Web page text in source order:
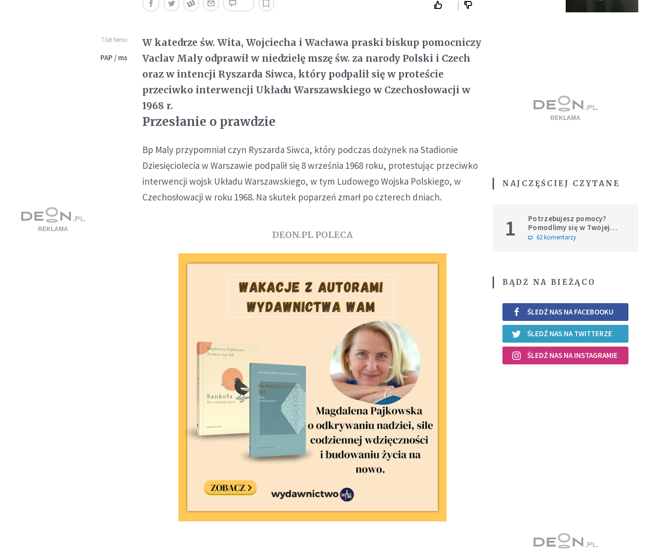
7 lat temu
PAP / ms
W katedrze św. Wita, Wojciecha i Wacława praski biskup pomocniczy
Vaclav Maly odprawił w niedzielę mszę św. za narody Polski i Czech
oraz w intencji Ryszarda Siwca, który podpalił się w proteście
przeciwko interwencji Układu Warszawskiego w Czechosłowacji w
1968 r.
Przesłanie o prawdzie
Bp Maly przypomniał czyn Ryszarda Siwca, który podczas dożynek na Stadionie
Dziesięciolecia w Warszawie podpalił się 8 września 1968 roku, protestując przeciwko
interwencji wojsk Układu Warszawskiego, w tym Ludowego Wojska Polskiego, w
Czechosłowacji w roku 1968. Na skutek poparzeń zmarł po czterech dniach.
DEON.PL POLECA
NAJCZĘŚCIEJ CZYTANE
1
Potrzebujesz pomocy?
Pomodlimy się w Twojej
intencji
62 komentarzy
BĄDŹ NA BIEŻĄCO
ŚLEDŹ NAS NA FACEBOOKU
ŚLEDŹ NAS NA TWITTERZE
ŚLEDŹ NAS NA INSTAGRAMIE